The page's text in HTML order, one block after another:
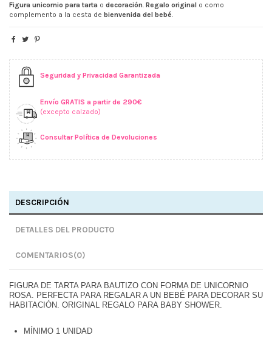
Figura unicornio para tarta o decoración. Regalo original o como
complemento a la cesta de bienvenida del bebé.
Seguridad y Privacidad Garantizada
Envío GRATIS a partir de 290€
(excepto calzado)
Consultar Política de Devoluciones
DESCRIPCIÓN
DETALLES DEL PRODUCTO
COMENTARIOS(0)
FIGURA DE TARTA PARA BAUTIZO CON FORMA DE UNICORNIO
ROSA. PERFECTA PARA REGALAR A UN BEBÉ PARA DECORAR SU
HABITACIÓN. ORIGINAL REGALO PARA BABY SHOWER.
MÍNIMO 1 UNIDAD